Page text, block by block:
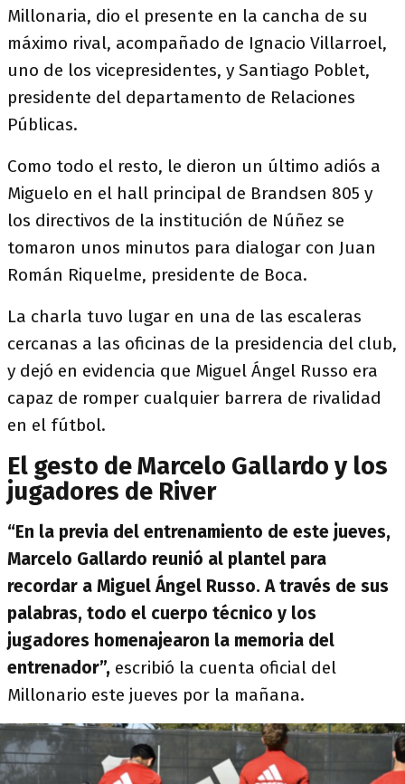
Millonaria, dio el presente en la cancha de su
máximo rival, acompañado de Ignacio Villarroel,
uno de los vicepresidentes, y Santiago Poblet,
presidente del departamento de Relaciones
Públicas.
Como todo el resto, le dieron un último adiós a
Miguelo en el hall principal de Brandsen 805 y
los directivos de la institución de Núñez se
tomaron unos minutos para dialogar con Juan
Román Riquelme, presidente de Boca.
La charla tuvo lugar en una de las escaleras
cercanas a las oficinas de la presidencia del club,
y dejó en evidencia que Miguel Ángel Russo era
capaz de romper cualquier barrera de rivalidad
en el fútbol.
El gesto de Marcelo Gallardo y los
jugadores de River
“En la previa del entrenamiento de este jueves,
Marcelo Gallardo reunió al plantel para
recordar a Miguel Ángel Russo. A través de sus
palabras, todo el cuerpo técnico y los
jugadores homenajearon la memoria del
entrenador”, escribió la cuenta oficial del
Millonario este jueves por la mañana.